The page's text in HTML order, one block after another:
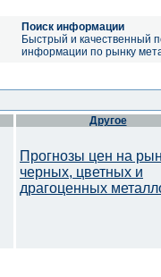
Поиск информации
Быстрый и качественный
информации по рынку
Другое
Прогнозы цен на
черных, цветных и
драгоценных